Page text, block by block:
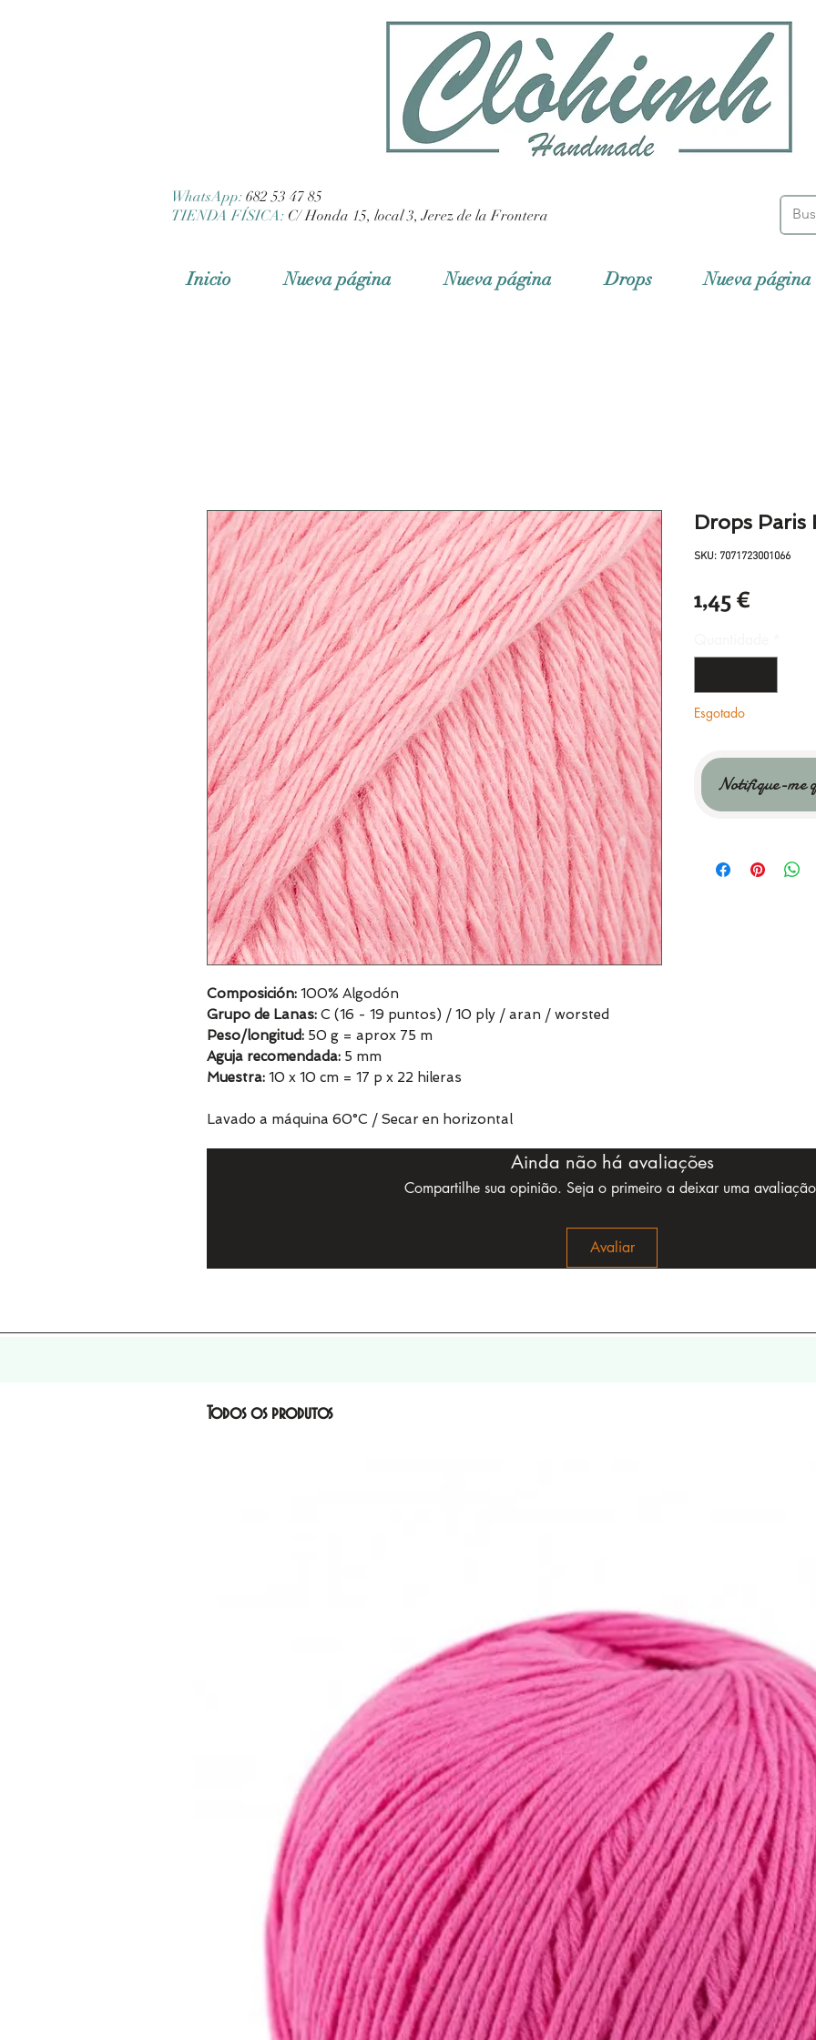
WhatsApp: 682 53 47 85
TIENDA FÍSICA: C/ Honda 15, local 3, Jerez de la Frontera
Inicio Nueva página Nueva página Drops Nueva página
Composición: 100% Algodón
Grupo de Lanas: C (16 - 19 puntos) / 10 ply / aran / worsted
Peso/longitud: 50 g = aprox 75 m
Aguja recomendada: 5 mm
Muestra: 10 x 10 cm = 17 p x 22 hileras
Lavado a máquina 60°C / Secar en horizontal
Drops Paris
SKU: 7071723001066
1,45 €
Esgotado
Notifique-me
Ainda não há avaliações
Compartilhe sua opinião. Seja o primeiro a deixar uma
Avaliar
Todos os produtos